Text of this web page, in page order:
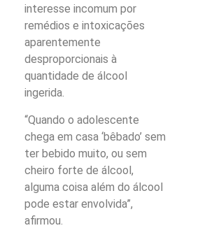
interesse incomum por
remédios e intoxicações
aparentemente
desproporcionais à
quantidade de álcool
ingerida.
“Quando o adolescente
chega em casa ‘bêbado’ sem
ter bebido muito, ou sem
cheiro forte de álcool,
alguma coisa além do álcool
pode estar envolvida”,
afirmou.